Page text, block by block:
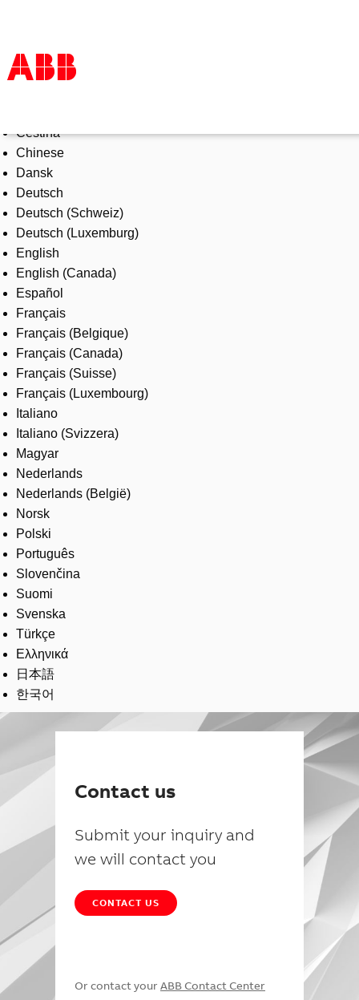
Products & Solutions
Industries
Services
About us
Where to buy
Contact us
Careers
Čeština
Chinese
Dansk
Deutsch
Deutsch (Schweiz)
Deutsch (Luxemburg)
English
English (Canada)
Español
Français
Français (Belgique)
Français (Canada)
Français (Suisse)
Français (Luxembourg)
Italiano
Italiano (Svizzera)
Magyar
Nederlands
Nederlands (België)
Norsk
Polski
Português
Slovenčina
Suomi
Svenska
Türkçe
Ελληνικά
日本語
한국어
Contact us
Submit your inquiry and
we will contact you
CONTACT US
Or contact your ABB Contact Center